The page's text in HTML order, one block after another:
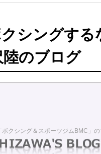
シングす
陸のブログ
クシング＆スポーツジムBMC」